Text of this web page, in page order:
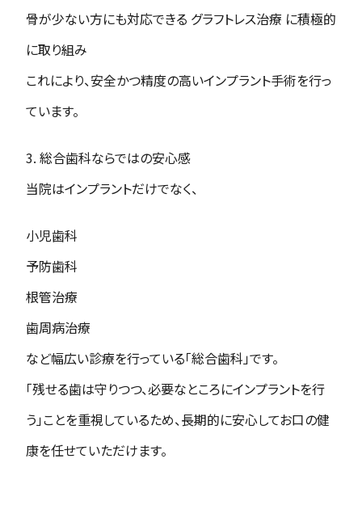
骨が少ない方にも対応できる グラフトレス治療 に積極的
に取り組み
これにより、安全かつ精度の高いインプラント手術を行っ
ています。
3. 総合歯科ならではの安心感
当院はインプラントだけでなく、
小児歯科
予防歯科
根管治療
歯周病治療
など幅広い診療を行っている「総合歯科」です。
「残せる歯は守りつつ、必要なところにインプラントを行
う」ことを重視しているため、長期的に安心してお口の健
康を任せていただけます。